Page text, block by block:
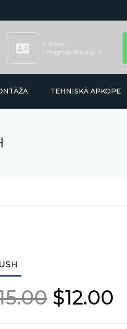
E-Pasts
info@ftpcompany.lv
TEHNISKĀ APKOPE
$12.00